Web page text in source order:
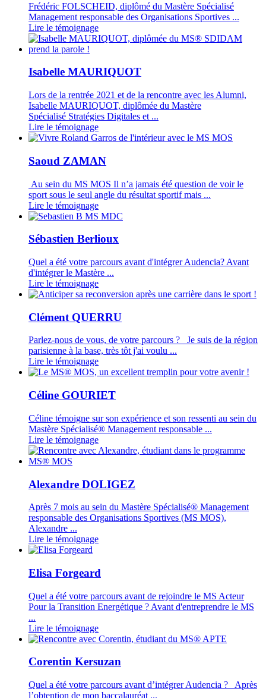
Frédéric FOLSCHEID, diplômé du Mastère Spécialisé
Management responsable des Organisations Sportives ...
Lire le témoignage
Isabelle MAURIQUOT
Lors de la rentrée 2021 et de la rencontre avec les Alumni,
Isabelle MAURIQUOT, diplômée du Mastère
Spécialisé Stratégies Digitales et ...
Lire le témoignage
Saoud ZAMAN
Au sein du MS MOS Il n’a jamais été question de voir le
sport sous le seul angle du résultat sportif mais ...
Lire le témoignage
Sébastien Berlioux
Quel a été votre parcours avant d'intégrer Audencia? Avant
d'intégrer le Mastère ...
Lire le témoignage
Clément QUERRU
Parlez-nous de vous, de votre parcours ? Je suis de la région
parisienne à la base, très tôt j'ai voulu ...
Lire le témoignage
Céline GOURIET
Céline témoigne sur son expérience et son ressenti au sein du
Mastère Spécialisé® Management responsable ...
Lire le témoignage
Alexandre DOLIGEZ
Après 7 mois au sein du Mastère Spécialisé® Management
responsable des Organisations Sportives (MS MOS),
Alexandre ...
Lire le témoignage
Elisa Forgeard
Quel a été votre parcours avant de rejoindre le MS Acteur
Pour la Transition Energétique ? Avant d'entreprendre le MS
...
Lire le témoignage
Corentin Kersuzan
Quel a été votre parcours avant d’intégrer Audencia ? Après
l’obtention de mon baccalauréat ...